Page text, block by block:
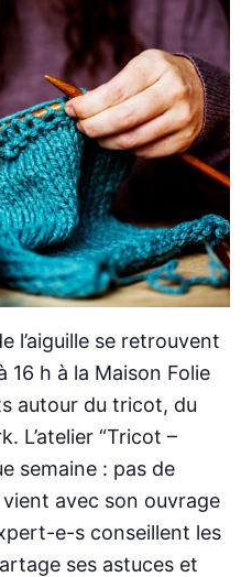
l’aiguille se retrouvent
16 h à la Maison Folie
autour du tricot, du
L’atelier “Tricot –
semaine : pas de
avec son ouvrage
e-s conseillent les
ses astuces et